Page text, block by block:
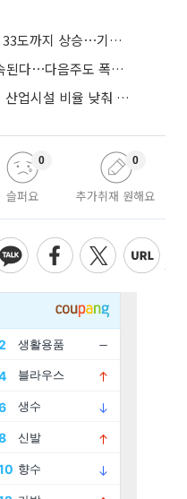
탄소 감축 없으면 여름 온열지수 33도까지 상승⋯기상청, 2100년 미래전망
기약 없는 '극한더위' 당분간 계속된다⋯다음주도 폭염·열대야 지속
김용범 만난 오세훈 "준공업지역 산업시설 비율 낮춰 공급 늘려야"
슬퍼요
0
추가취재 원해요
0